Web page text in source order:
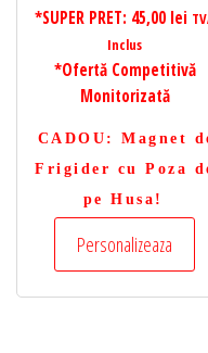
*SUPER PRET: 45,00 lei
Inclus
*Ofertă Competitivă
Monitorizată
CADOU : Magnet
Frigider cu Poza
pe Husa!
Personalizeaza